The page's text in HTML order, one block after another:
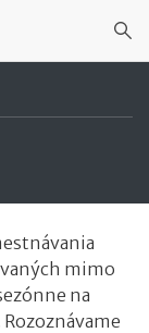
mimo
na